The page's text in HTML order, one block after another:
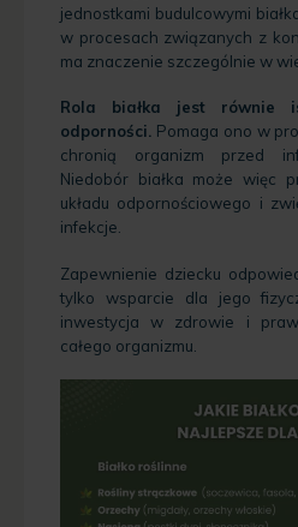
jednostkami budulcowymi
w procesach związanych z
ma znaczenie szczególnie w
Rola białka jest równie
odporności. Pomaga ono w
chronią organizm przed
Niedobór białka może więc
układu odpornościowego i
infekcje.
Zapewnienie dziecku
tylko wsparcie dla jego
inwestycja w zdrowie i
całego organizmu.